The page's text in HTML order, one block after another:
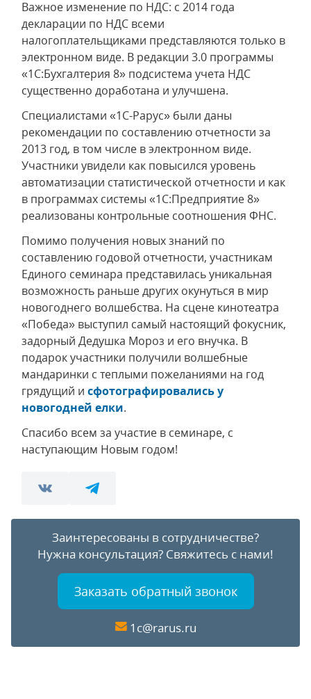
Важное изменение по НДС: с 2014 года
декларации по НДС всеми
налогоплательщиками представляются только в
электронном виде. В редакции 3.0 программы
«1С:Бухгалтерия 8» подсистема учета НДС
существенно доработана и улучшена.
Специалистами «1С-Рарус» были даны
рекомендации по составлению отчетности за
2013 год, в том числе в электронном виде.
Участники увидели как повысился уровень
автоматизации статистической отчетности и как
в программах системы «1С:Предприятие 8»
реализованы контрольные соотношения ФНС.
Помимо получения новых знаний по
составлению годовой отчетности, участникам
Единого семинара представилась уникальная
возможность раньше других окунуться в мир
новогоднего волшебства. На сцене кинотеатра
«Победа» выступил самый настоящий фокусник,
задорный Дедушка Мороз и его внучка. В
подарок участники получили волшебные
мандаринки с теплыми пожеланиями на год
грядущий и сфотографировались у
новогодней елки.
Спасибо всем за участие в семинаре, с
наступающим Новым годом!
Заинтересованы в сотрудничестве?
Нужна консультация? Свяжитесь с нами!
Заказать обратный звонок
1c@rarus.ru